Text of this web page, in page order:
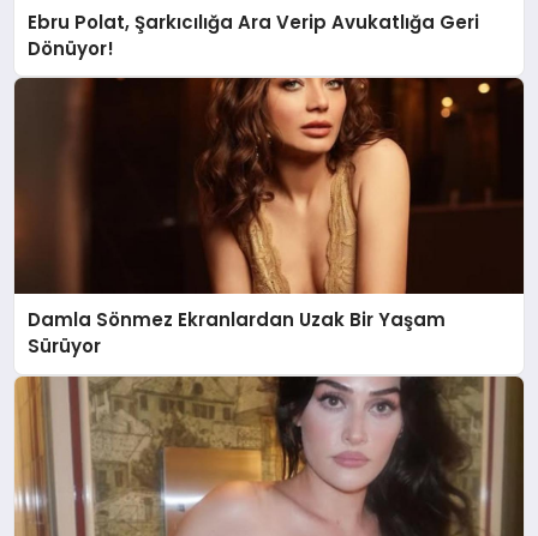
Ebru Polat, Şarkıcılığa Ara Verip Avukatlığa Geri
Dönüyor!
Damla Sönmez Ekranlardan Uzak Bir Yaşam
Sürüyor